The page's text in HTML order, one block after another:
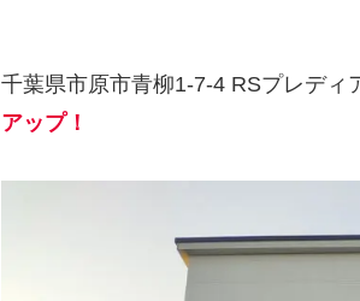
千葉県市原市青柳1-7-4 RSプレデ
アップ！